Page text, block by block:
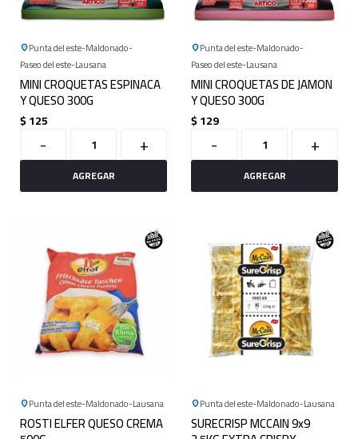
Punta del este Maldonado
Paseo del este Lausana
MINI CROQUETAS ESPINACA
Y QUESO 300G
$125
- +
Punta del este Maldonado
Paseo del este Lausana
MINI CROQUETAS DE JAMON
Y QUESO 300G
$129
- +
Punta del este Maldonado Lausana
ROSTI ELFER QUESO CREMA
Punta del este Maldonado Lausana
SURECRISP MCCAIN 9x9